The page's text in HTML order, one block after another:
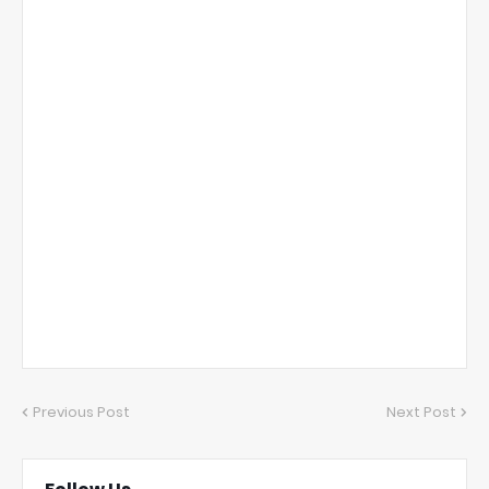
Previous Post Next Post